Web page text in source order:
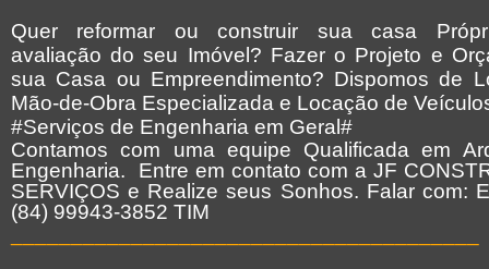
Quer reformar ou construir sua casa
avaliação do seu Imóvel? Fazer o Projeto e
sua Casa ou Empreendimento? Dispomos de
Mão-de-Obra Especializada e Locação de
#Serviços de Engenharia em Geral#
Contamos com uma equipe Qualificada em
Engenharia. Entre em contato com a JF
SERVIÇOS e Realize seus Sonhos. Falar com:
(84) 99943-3852 TIM